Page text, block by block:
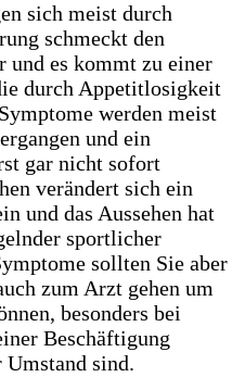
sich meist durch
schmeckt den
und es kommt zu einer
durch Appetitlosigkeit
werden meist
und ein
gar nicht sofort
verändert sich ein
und das Aussehen hat
sportlicher
sollten Sie aber
zum Arzt gehen um
besonders bei
Beschäftigung
Umstand sind.